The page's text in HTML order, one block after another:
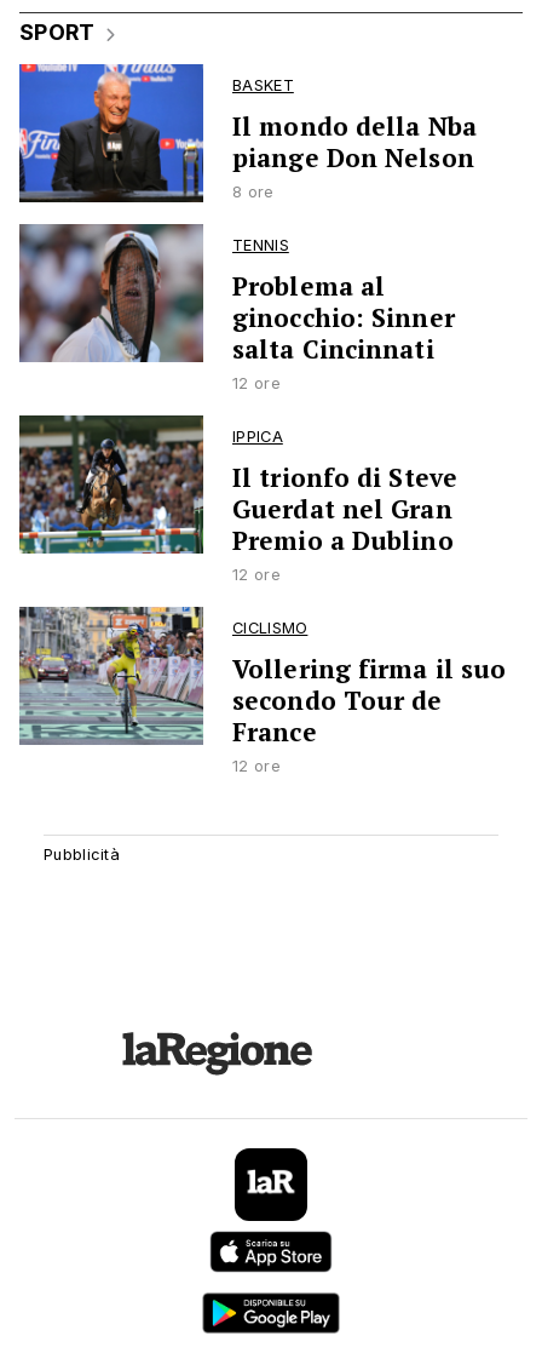
SPORT
BASKET
Il mondo della Nba
piange Don Nelson
8 ore
TENNIS
Problema al
ginocchio: Sinner
salta Cincinnati
12 ore
IPPICA
Il trionfo di Steve
Guerdat nel Gran
Premio a Dublino
12 ore
CICLISMO
Vollering firma il suo
secondo Tour de
France
12 ore